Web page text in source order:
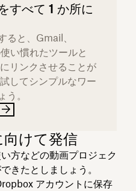
すべて 1 か所に
ると、Gmail、
い慣れたツールと
リンクさせることが
してシンプルなワー
う。
けて発信
方などの動画プロジェク
きたとしましょう。
アカウントに保存